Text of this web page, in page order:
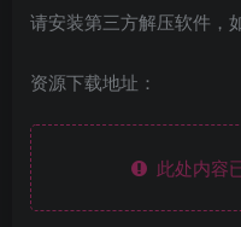
请安装第三方解压软件，
资源下载地址：
此处内容